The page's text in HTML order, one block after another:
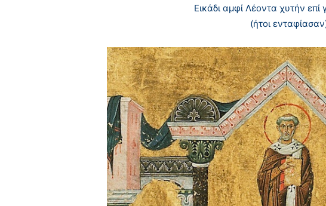
Eικάδι αμφί Λέοντα χυτήν επί
(ήτοι